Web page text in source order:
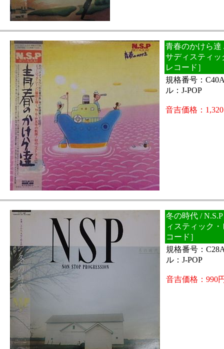
青春のかけら達
サディスティッ
レコード］
規格番号：
ル：J-POP
音吉価格：
冬の時代 /
ィスティック
コード］
規格番号：
ル：J-POP
音吉価格：990